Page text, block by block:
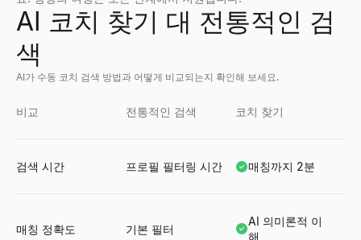
AI 코치 찾기 대 전통적인 검
색
AI가 수동 코치 검색 방법과 어떻게 비교되는지 확인해 보세요.
비교 전통적인 검색 코치 찾기
검색 시간 프로필 필터링 시간 매칭까지 2분
매칭 정확도 기본 필터
AI 의미론적 이
해